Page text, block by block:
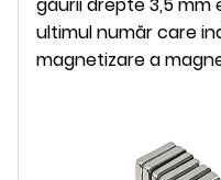
găurii drepte 3,5 mm
ultimul număr care
magnetizare a